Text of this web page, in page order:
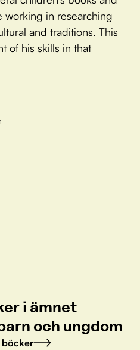
working in researching
and traditions. This
of his skills in that
i ämnet
och ungdom
böcker